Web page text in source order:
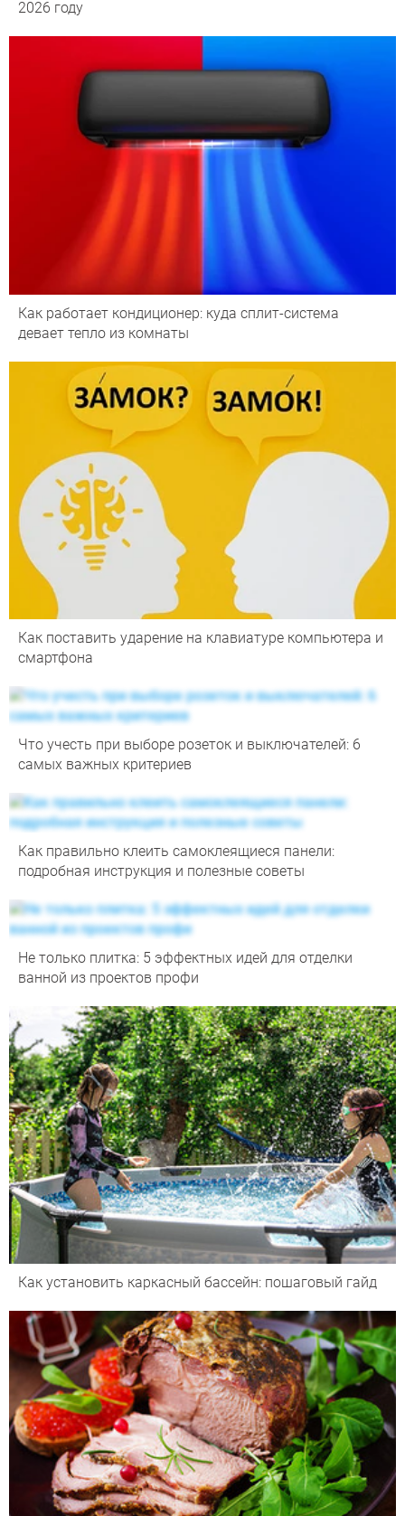
2026 году
Как работает кондиционер: куда сплит-система
девает тепло из комнаты
Как поставить ударение на клавиатуре компьютера и
смартфона
Что учесть при выборе розеток и выключателей: 6
самых важных критериев
Как правильно клеить самоклеящиеся панели:
подробная инструкция и полезные советы
Не только плитка: 5 эффектных идей для отделки
ванной из проектов профи
Как установить каркасный бассейн: пошаговый гайд